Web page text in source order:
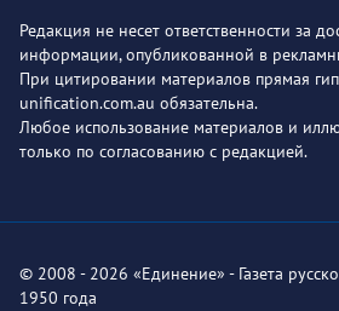
Редакция не несет ответственности за
информации, опубликованной в
При цитировании материалов прямая
unification.com.au обязательна.
Любое использование материалов и
только по согласованию с редакцией.
© 2008 - 2026 «Единение» - Газета
1950 года